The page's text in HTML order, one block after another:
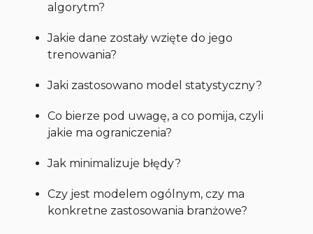
algorytm?
Jakie dane zostały wzięte do jego
trenowania?
Jaki zastosowano model statystyczny?
Co bierze pod uwagę, a co pomija, czyli
jakie ma ograniczenia?
Jak minimalizuje błędy?
Czy jest modelem ogólnym, czy ma
konkretne zastosowania branżowe?